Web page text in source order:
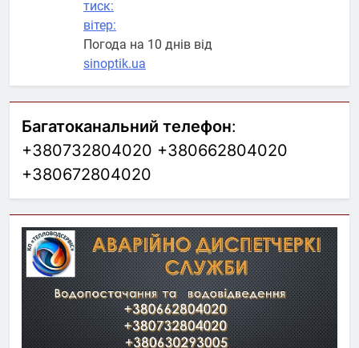
тиск:
вітер:
Погода на 10 днів від
sinoptik.ua
Багатоканальний телефон:
+380732804020 +380662804020
+380672804020